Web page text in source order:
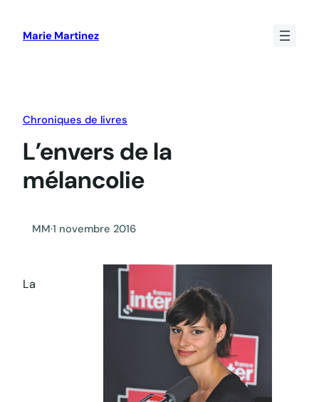
Marie Martinez
Chroniques de livres
L’envers de la
mélancolie
MM·1 novembre 2016
La